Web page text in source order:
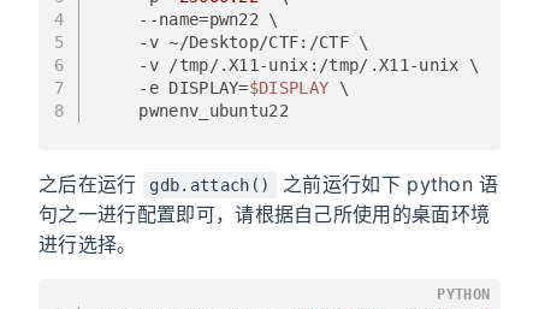
4
5
6
7
8
    --name=pwn22 \
    -v ~/Desktop/CTF:/CTF \
    -v /tmp/.X11-unix:/tmp/.X11-unix \
    -e DISPLAY=
$DISPLAY \
    pwnenv_ubuntu22
之后在运行 gdb.attach()
之前运行如下 python 语
句之一进行配置即可，请根据自己所使用的桌面环境
进行选择。
PYTHON